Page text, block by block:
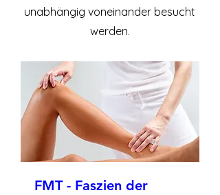
unabhängig voneinander besucht
werden.
FMT - Faszien der